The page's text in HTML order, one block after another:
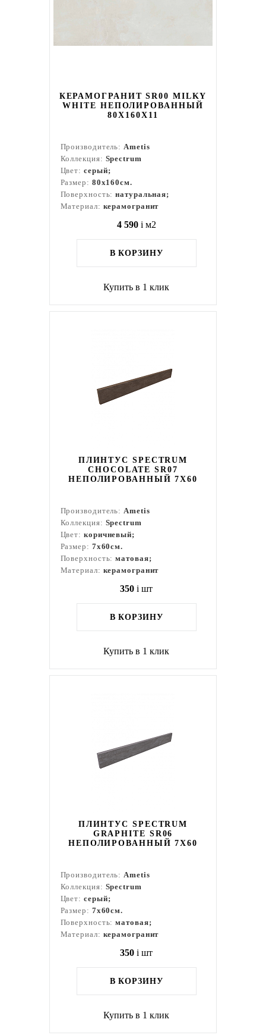
КЕРАМОГРАНИТ SR00 MILKY
WHITE НЕПОЛИРОВАННЫЙ
80X160Х11
Производитель:Ametis
Коллекция: Spectrum
Цвет: серый;
Размер: 80x160см.
Поверхность:натуральная;
Материал: керамогранит
4 590 i м2
В КОРЗИНУ
Купить в 1 клик
ПЛИНТУС SPECTRUM
CHOCOLATE SR07
НЕПОЛИРОВАННЫЙ 7X60
Производитель:Ametis
Коллекция: Spectrum
Цвет: коричневый;
Размер: 7x60см.
Поверхность:матовая;
Материал: керамогранит
350 i шт
В КОРЗИНУ
Купить в 1 клик
ПЛИНТУС SPECTRUM
GRAPHITE SR06
НЕПОЛИРОВАННЫЙ 7X60
Производитель:Ametis
Коллекция: Spectrum
Цвет: серый;
Размер: 7x60см.
Поверхность:матовая;
Материал: керамогранит
350 i шт
В КОРЗИНУ
Купить в 1 клик